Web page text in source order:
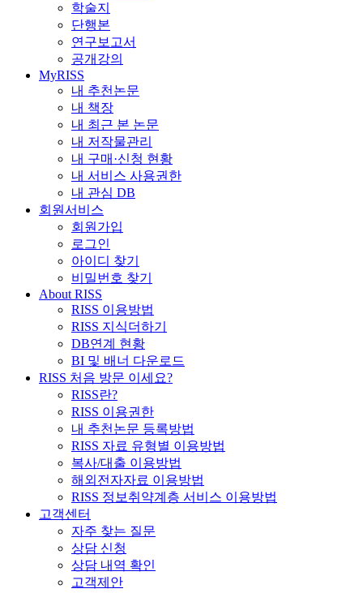
학술지
단행본
연구보고서
공개강의
MyRISS
내 추천논문
내 책장
내 최근 본 논문
내 저작물관리
내 구매·신청 현황
내 서비스 사용권한
내 관심 DB
회원서비스
회원가입
로그인
아이디 찾기
비밀번호 찾기
About RISS
RISS 이용방법
RISS 지식더하기
DB연계 현황
BI 및 배너 다운로드
RISS 처음 방문 이세요?
RISS란?
RISS 이용권한
내 추천논문 등록방법
RISS 자료 유형별 이용방법
복사/대출 이용방법
해외전자자료 이용방법
RISS 정보취약계층 서비스 이용방법
고객센터
자주 찾는 질문
상담 신청
상담 내역 확인
고객제안